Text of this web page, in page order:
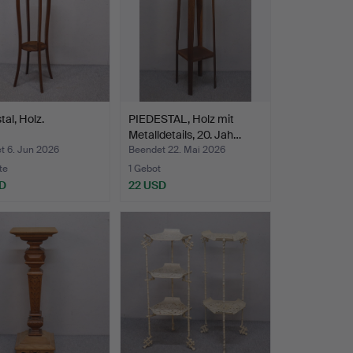
Holz.
6. Jun 2026
PIEDESTAL, Holz mit
Metalldetails, 20. Jah…
Beendet 22. Mai 2026
1 Gebot
22 USD